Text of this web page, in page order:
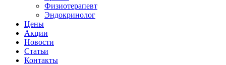
Физиотерапевт
Эндокринолог
Цены
Акции
Новости
Статьи
Контакты